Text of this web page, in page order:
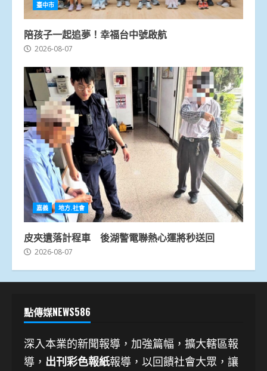
臺中市
陪孩子一起追夢！幸福台中號啟航
2026-08-07
嘉義 地方.社會
皮夾遺落計程車 後湖警電聯熱心運將秒送回
2026-08-07
點傳媒NEWS586
深入本業的新聞報導，加強篇幅，擴大轄區報
導， 出刊彩色報紙報導，以回饋社會大眾，讓